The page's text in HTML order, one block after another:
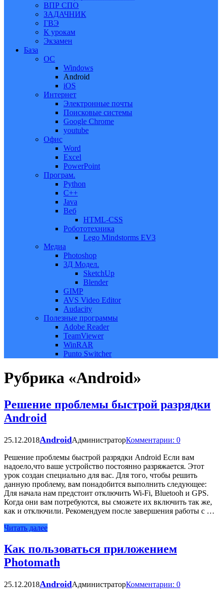
ВПР СПО
ЗАДАЧНИК
ГВЭ
К урокам
Экзамен
База
ОС
Windows
Android
iOS
Интернет
Электронные почты
Поисковые системы
Google Chrome
youtube
Офис
Word
Excel
PowerPoint
Програм.
Python
C++
Java
Веб
HTML-CSS
Робототехника
Lego Mindstorms EV3
Медиа
Photoshop
3Д Модел.
SketchUp
Blender
GIMP
AVS Video Editor
Audacity
Полезные программы
Adobe Reader
TeamViewer
WinRAR
Punto Switcher
Рубрика «Android»
Решение проблемы быстрой разрядки
Android
25.12.2018AndroidАдминистраторКомментарии: 0
Решение проблемы быстрой разрядки Android Если вам
надоело,что ваше устройство постоянно разряжается. Этот
урок создан специально для вас. Для того, чтобы решить
данную проблему, вам понадобится выполнить следующее:
Для начала нам предстоит отключить Wi-Fi, Bluetooh и GPS.
Когда они вам потребуются, вы сможете их включить так же,
как и отключили. Рекомендуем после завершения работы с …
Читать далее
Как пользоваться приложением
Photomath
25.12.2018AndroidАдминистраторКомментарии: 0